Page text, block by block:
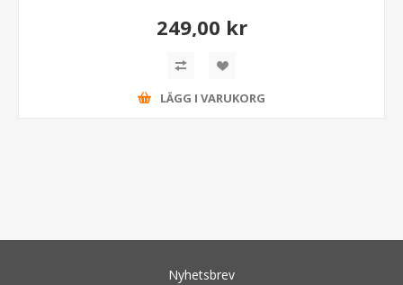
249,00 kr
LÄGG I VARUKORG
Nyhetsbrev